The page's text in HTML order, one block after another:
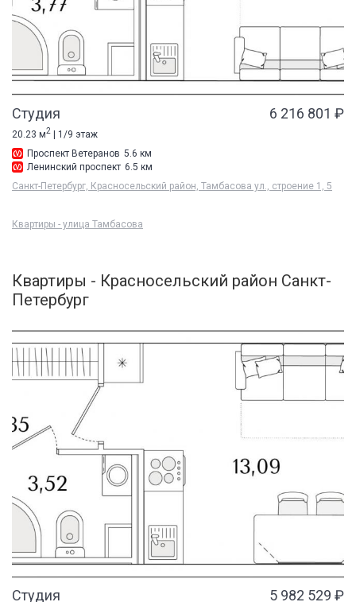
Студия 6 216 801 ₽
20.23 м2
| 1/9 этаж
Проспект Ветеранов 5.6 км
Ленинский проспект 6.5 км
Санкт-Петербург, Красносельский район, Тамбасова ул., строение 1, 5
Квартиры - улица Тамбасова
Квартиры - Красносельский район Санкт-
Петербург
Студия 5 982 529 ₽